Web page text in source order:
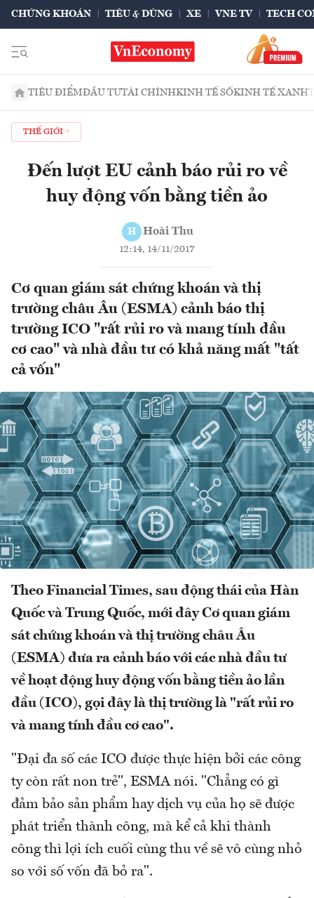
CHỨNG KHOÁN TIÊU & DÙNG XE VNE TV TECH
TIÊU ĐIỂMĐẦU TƯTÀI CHÍNHKINH TẾ SỐKINH TẾ XANH
THẾ GIỚI
Đến lượt EU cảnh báo rủi ro về
huy động vốn bằng tiền ảo
H Hoài Thu
12:14, 14/11/2017
Cơ quan giám sát chứng khoán và thị
trường châu Âu (ESMA) cảnh báo thị
trường ICO "rất rủi ro và mang tính đầu
cơ cao" và nhà đầu tư có khả năng mất "tất
cả vốn"
Theo Financial Times, sau động thái của Hàn
Quốc và Trung Quốc, mới đây Cơ quan giám
sát chứng khoán và thị trường châu Âu
(ESMA) đưa ra cảnh báo với các nhà đầu tư
về hoạt động huy động vốn bằng tiền ảo lần
đầu (ICO), gọi đây là thị trường là "rất rủi ro
và mang tính đầu cơ cao".
"Đại đa số các ICO được thực hiện bởi các công
ty còn rất non trẻ", ESMA nói. "Chẳng có gì
đảm bảo sản phẩm hay dịch vụ của họ sẽ được
phát triển thành công, mà kể cả khi thành
công thì lợi ích cuối cùng thu về sẽ vô cùng nhỏ
so với số vốn đã bỏ ra".